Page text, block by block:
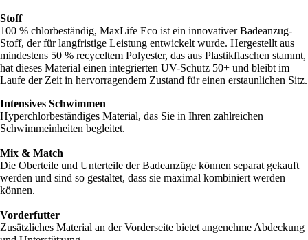
Stoff
100 % chlorbeständig, MaxLife Eco ist ein innovativer Badeanzug-
Stoff, der für langfristige Leistung entwickelt wurde. Hergestellt aus
mindestens 50 % recyceltem Polyester, das aus Plastikflaschen stammt,
hat dieses Material einen integrierten UV-Schutz 50+ und bleibt im
Laufe der Zeit in hervorragendem Zustand für einen erstaunlichen Sitz.
Intensives Schwimmen
Hyperchlorbeständiges Material, das Sie in Ihren zahlreichen
Schwimmeinheiten begleitet.
Mix & Match
Die Oberteile und Unterteile der Badeanzüge können separat gekauft
werden und sind so gestaltet, dass sie maximal kombiniert werden
können.
Vorderfutter
Zusätzliches Material an der Vorderseite bietet angenehme Abdeckung